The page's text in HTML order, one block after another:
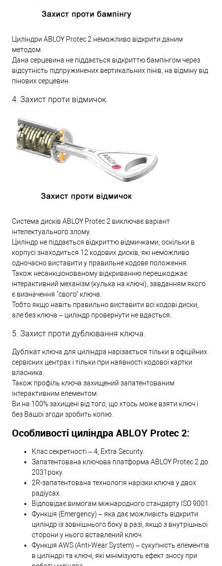
Циліндри ABLOY Protec 2 неможливо відкрити даним
методом.
Дана серцевина не піддається відкриттю бампінгом через
відсутність підпружинених вертикальних пінів, на відміну від
пінових серцевин.
4. Захист проти відмичок.
Система дисків ABLOY Protec 2 виключає варіант
інтелектуального злому.
Циліндр не піддається відкриттю відмичками, оскільки в
корпусі знаходиться 12 кодових дисків, які неможливо
одночасно виставити у правильне кодове положення.
Також несанкціонованому відкриванню перешкоджає
інтерактивний механізм (кулька на ключі), завданням якого
є визначення "свого" ключа.
Тобто якщо навіть правильно виставити всі кодові диски,
але без ключа – циліндр провернути не вдасться.
5. Захист проти дублювання ключа.
Дублікат ключа для циліндра нарізається тільки в офіційних
сервісних центрах і тільки при наявності кодової картки
власника.
Також профіль ключа захищений запатентованим
інтерактивним елементом.
Ви на 100% захищені від того, що хтось може взяти ключ і
без Вашої згоди зробить копію.
Особливості циліндра ABLOY Protec 2:
Клас секретності – 4, Extra Security.
Запатентована ключова платформа ABLOY Protec 2 до
2031року.
2R-запатентована технологія нарізки ключа у двох
радіусах.
Відповідає вимогам міжнародного стандарту ISO 9001.
Функція (Emergency) – яка дає можливість відкрити
циліндр із зовнішнього боку в разі, якщо з внутрішньої
сторони у нього вставлений ключ.
Функція AWS (Anti-Wear System) – сукупність елементів
в циліндрі та ключі, які мінімізують ефект зносу при